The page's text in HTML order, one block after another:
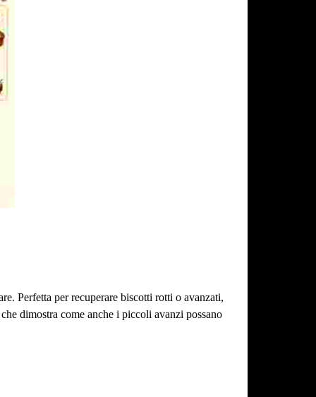
Perfetta per recuperare biscotti rotti o avanzati,
dimostra come anche i piccoli avanzi possano